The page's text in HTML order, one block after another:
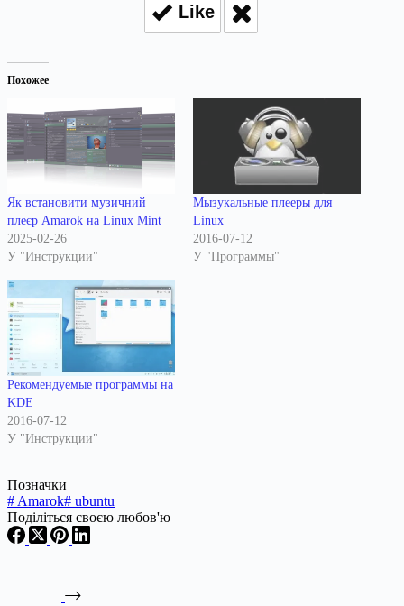
Like
Похожее
Як встановити музичний
плеєр Amarok на Linux Mint
2025-02-26
У "Инструкции"
Мызукальные плееры для
Linux
2016-07-12
У "Программы"
Рекомендуемые программы на
KDE
2016-07-12
У "Инструкции"
Позначки
# Amarok# ubuntu
Поділіться своєю любов'ю